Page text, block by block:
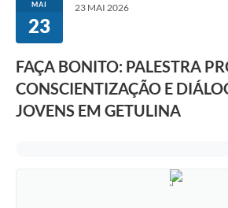
MAI
23
23 MAI 2026
FAÇA BONITO: PALESTRA
CONSCIENTIZAÇÃO E
JOVENS EM GETULINA